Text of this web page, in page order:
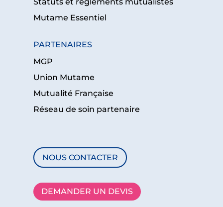
Mutame Essentiel
PARTENAIRES
MGP
Union Mutame
Mutualité Française
Réseau de soin partenaire
NOUS CONTACTER
DEMANDER UN DEVIS